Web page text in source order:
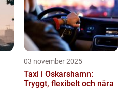
03 november 2025
Taxi i Oskarshamn:
Tryggt, flexibelt och nära